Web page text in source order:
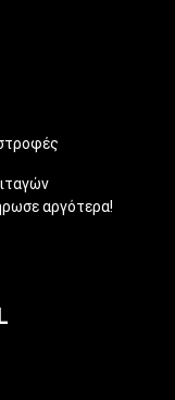
αργότερα!